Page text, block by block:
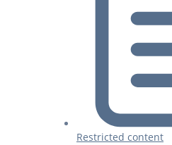
Restricted content